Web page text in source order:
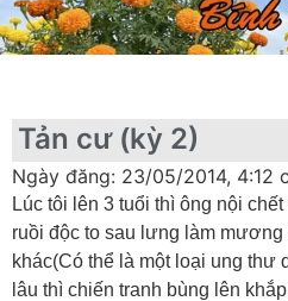
Tản cư (kỳ 2)
Ngày đăng: 23/05/2014, 4:12
Lúc tôi lên 3 tuổi thì ông nội
ruồi độc to sau lưng làm mương
khác(Có thể là một loại ung thư
lâu thì chiến tranh bùng lên